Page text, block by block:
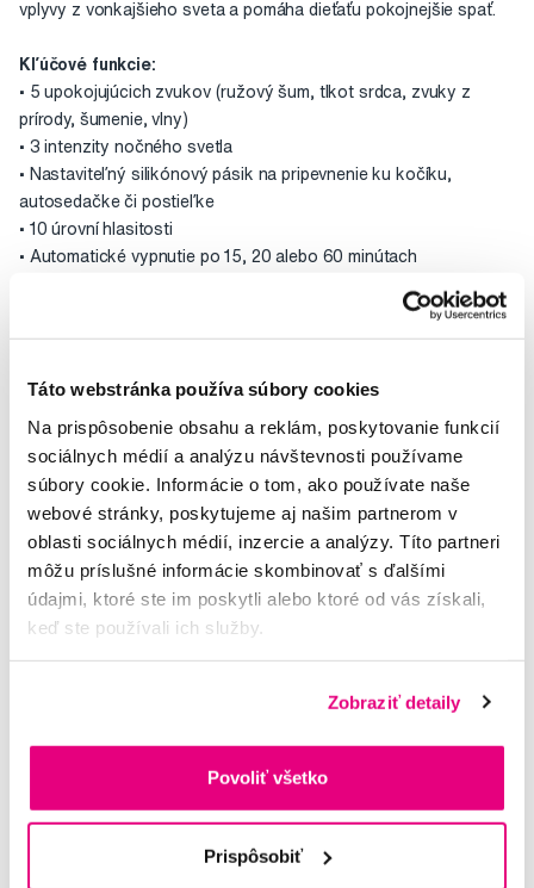
Táto webstránka používa súbory cookies
Na prispôsobenie obsahu a reklám, poskytovanie funkcií
sociálnych médií a analýzu návštevnosti používame
súbory cookie. Informácie o tom, ako používate naše
webové stránky, poskytujeme aj našim partnerom v
oblasti sociálnych médií, inzercie a analýzy. Títo partneri
môžu príslušné informácie skombinovať s ďalšími
údajmi, ktoré ste im poskytli alebo ktoré od vás získali,
keď ste používali ich služby.
Zobraziť detaily
Povoliť všetko
Prispôsobiť
vplyvy z vonkajšieho sveta a pomáha dieťaťu pokojnejšie spať.
Kľúčové funkcie:
• 5 upokojujúcich zvukov (ružový šum, tlkot srdca, zvuky z
prírody, šumenie, vlny)
• 3 intenzity nočného svetla
• Nastaviteľný silikónový pásik na pripevnenie ku kočíku,
autosedačke či postieľke
• 10 úrovní hlasitosti
• Automatické vypnutie po 15, 20 alebo 60 minútach
• Dobíjanie cez USB
• Detský zámok
Manuál
Hodnocení
Potřebujete poradit?
Napište našim odborníkům